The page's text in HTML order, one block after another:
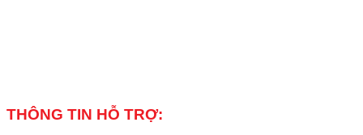
THÔNG TIN HỖ TRỢ: